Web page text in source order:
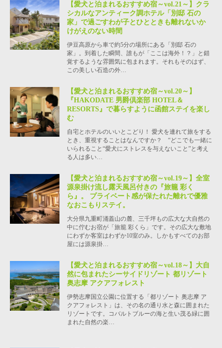
【愛犬と泊まれるおすすめ宿～vol.21～】クラ
シカルなアンティーク調ホテル「別邸 石の
家」で過ごすわが子とひとときも離れないか
けがえのない時間
伊豆高原から車で約5分の場所にある「別邸 石の
家」。到着した瞬間、誰もが「ここは海外！？」と錯
覚するような雰囲気に包まれます。それもそのはず、
この美しい石造の外…
【愛犬と泊まれるおすすめ宿～vol.20～】
『HAKODATE 男爵倶楽部 HOTEL＆
RESORTS』で暮らすように函館ステイを楽し
む
自宅とホテルのいいとこどり！ 愛犬を連れて旅をする
とき、重視することはなんですか？ “どこでも一緒に
いられること“愛犬にストレスを与えないこと”と考え
る人は多い…
【愛犬と泊まれるおすすめ宿～vol.19～】全室
源泉掛け流し露天風呂付きの『旅籠 彩く
ら』。 プライベート感が保たれた離れで優雅
なおこもりステイ。
大分県九重町涌蓋山の麓、三千坪もの広大な大自然の
中に佇むお宿が「旅籠 彩くら」です。その広大な敷地
にわずか客室はわずか10室のみ。しかもすべてのお部
屋には源泉掛…
【愛犬と泊まれるおすすめ宿～vol.18～】大自
然に包まれたシーサイドリゾート 都リゾート
奥志摩 アクアフォレスト
伊勢志摩国立公園に位置する「都リゾート 奥志摩 ア
クアフォレスト」は、その名の通り水と森に囲まれた
リゾートです。コバルトブルーの海と生い茂る緑に囲
まれた自然の楽…